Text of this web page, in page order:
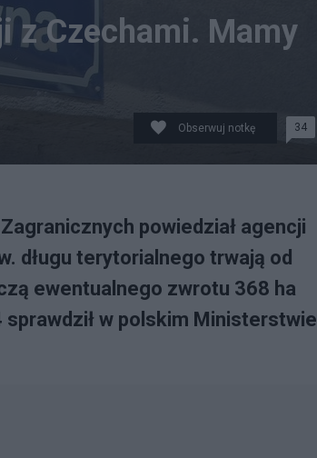
z Czechami. Mamy
Obserwuj notkę 34
powiedział agencji
długu terytorialnego trwają od
ewentualnego zwrotu 368 ha
w polskim Ministerstwie